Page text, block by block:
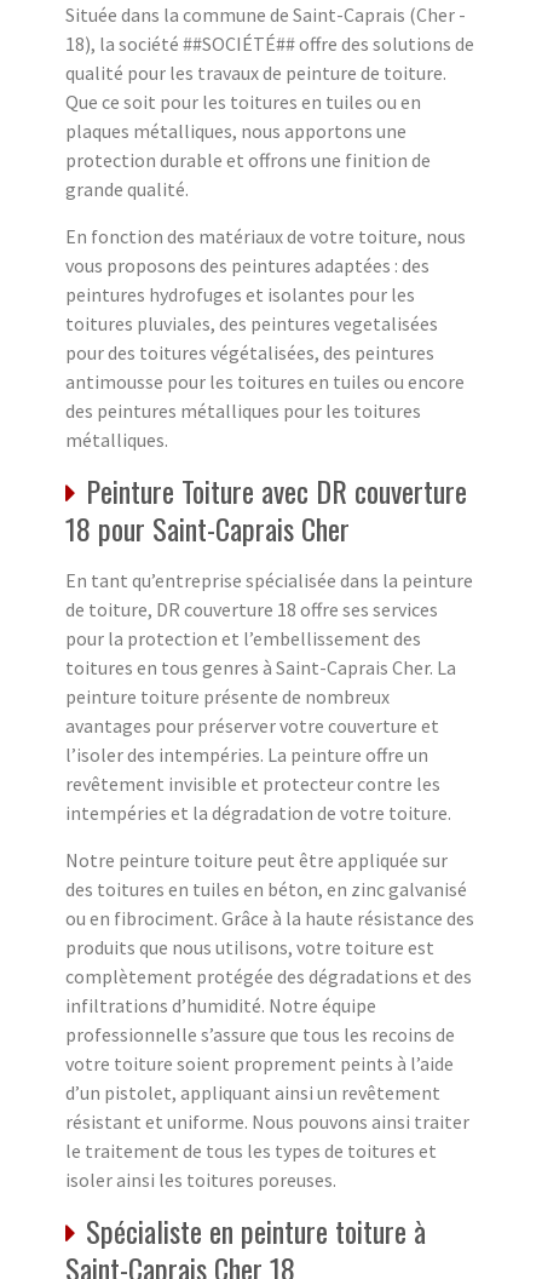
Située dans la commune de Saint-Caprais (Cher -
18), la société ##SOCIÉTÉ## offre des solutions de
qualité pour les travaux de peinture de toiture.
Que ce soit pour les toitures en tuiles ou en
plaques métalliques, nous apportons une
protection durable et offrons une finition de
grande qualité.
En fonction des matériaux de votre toiture, nous
vous proposons des peintures adaptées : des
peintures hydrofuges et isolantes pour les
toitures pluviales, des peintures vegetalisées
pour des toitures végétalisées, des peintures
antimousse pour les toitures en tuiles ou encore
des peintures métalliques pour les toitures
métalliques.
Peinture Toiture avec DR couverture
18 pour Saint-Caprais Cher
En tant qu’entreprise spécialisée dans la peinture
de toiture, DR couverture 18 offre ses services
pour la protection et l’embellissement des
toitures en tous genres à Saint-Caprais Cher. La
peinture toiture présente de nombreux
avantages pour préserver votre couverture et
l’isoler des intempéries. La peinture offre un
revêtement invisible et protecteur contre les
intempéries et la dégradation de votre toiture.
Notre peinture toiture peut être appliquée sur
des toitures en tuiles en béton, en zinc galvanisé
ou en fibrociment. Grâce à la haute résistance des
produits que nous utilisons, votre toiture est
complètement protégée des dégradations et des
infiltrations d’humidité. Notre équipe
professionnelle s’assure que tous les recoins de
votre toiture soient proprement peints à l’aide
d’un pistolet, appliquant ainsi un revêtement
résistant et uniforme. Nous pouvons ainsi traiter
le traitement de tous les types de toitures et
isoler ainsi les toitures poreuses.
Spécialiste en peinture toiture à
Saint-Caprais Cher 18